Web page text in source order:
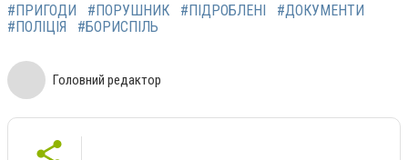
#ПРИГОДИ #ПОРУШНИК #ПІДРОБЛЕНІ
#ДОКУМЕНТИ
#ПОЛІЦІЯ
#БОРИСПІЛЬ
Головний редактор